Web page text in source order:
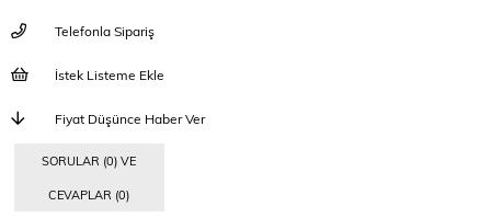
Telefonla Sipariş
İstek Listeme Ekle
Fiyat Düşünce Haber Ver
SORULAR (0) VE
CEVAPLAR (0)